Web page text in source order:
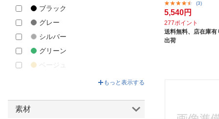
(3)
5,540円
277ポイント
送料無料、 店在庫有
出荷
ブラック
グレー
シルバー
グリーン
ベージュ
もっと表示する
素材